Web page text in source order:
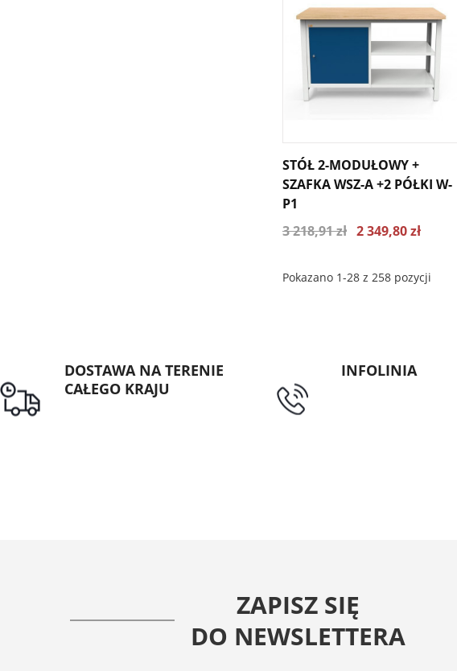
STÓŁ 2-MODUŁOWY +
SZAFKA WSZ-A +2 PÓŁKI W-
P1
3 218,91 zł 2 349,80 zł
Pokazano 1-28 z 258 pozycji
DOSTAWA NA TERENIE
CAŁEGO KRAJU
INFOLINIA
ZAPISZ SIĘ
DO NEWSLETTERA